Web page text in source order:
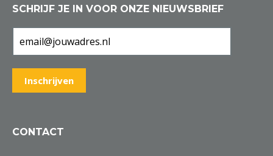
SCHRIJF JE IN VOOR ONZE NIEUWSBRIEF
CONTACT